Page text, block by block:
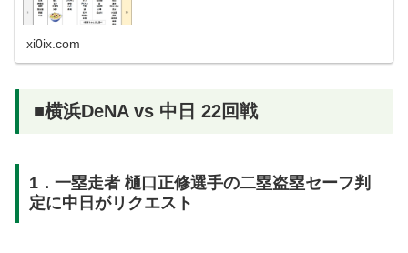
xi0ix.com
■横浜DeNA vs 中日 22回戦
1．一塁走者 樋口正修選手の二塁盗塁セーフ判
定に中日がリクエスト